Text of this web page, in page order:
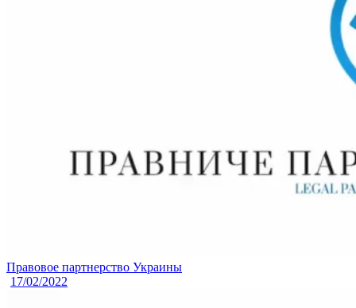
Правовое партнерство Украины
17/02/2022